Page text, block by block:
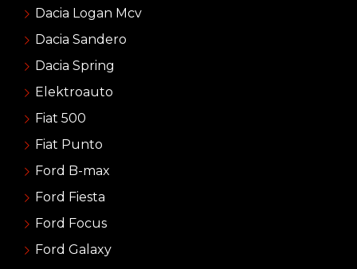
Dacia Logan Mcv
Dacia Sandero
Dacia Spring
Elektroauto
Fiat 500
Fiat Punto
Ford B-max
Ford Fiesta
Ford Focus
Ford Galaxy